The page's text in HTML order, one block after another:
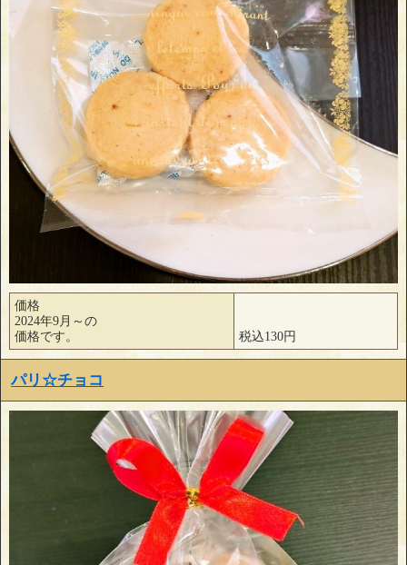
価格
2024年9月～の
価格です。
税込130円
パリ☆チョコ